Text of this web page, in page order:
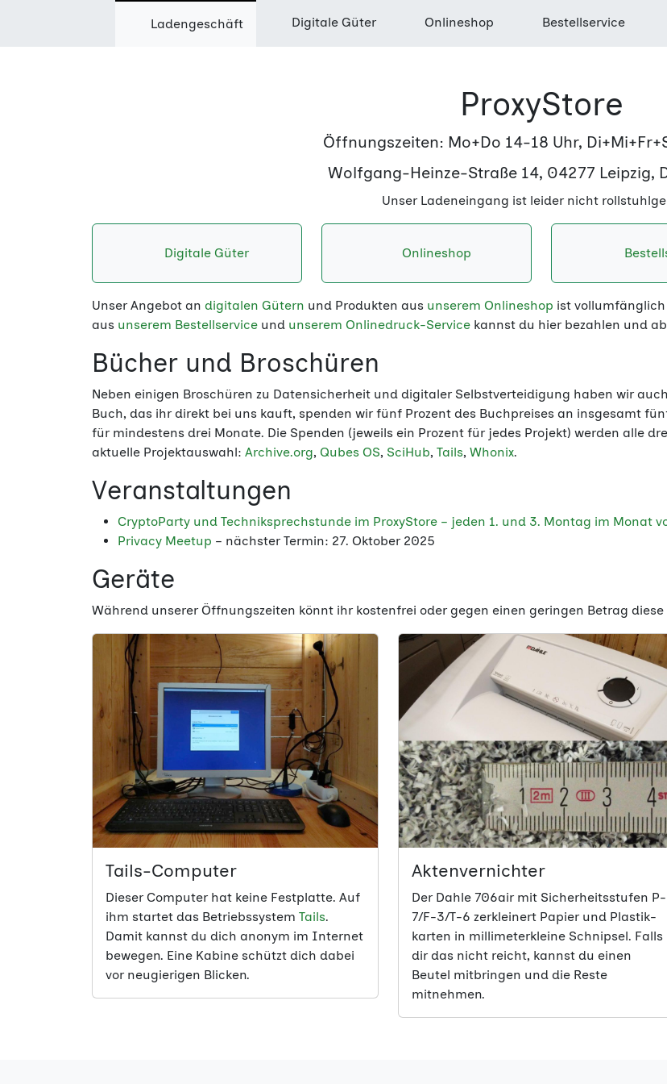
Ladengeschäft Digitale Güter Onlineshop Bestellservice
ProxyStore
Öffnungszeiten: Mo+Do 14-18 Uhr,
Wolfgang-Heinze-Straße 14, 04277 Leipzig,
Unser Ladeneingang ist leider nicht
Digitale Güter Onlineshop
Unser Angebot an digitalen Gütern und Produkten aus unserem Onlineshop ist
aus unserem Bestellservice und unserem Onlinedruck-Service kannst du hier bezahlen und
Bücher und Broschüren
Neben einigen Broschüren zu Datensicherheit und digitaler Selbstverteidigung haben wir
Buch, das ihr direkt bei uns kauft, spenden wir fünf Prozent des Buchpreises an insgesamt
für mindestens drei Monate. Die Spenden (jeweils ein Prozent für jedes Projekt) werden alle
aktuelle Projektauswahl: Archive.org, Qubes OS, SciHub, Tails, Whonix.
Veranstaltungen
CryptoParty und Techniksprechstunde im ProxyStore – jeden 1. und 3. Montag im Monat
Privacy Meetup – nächster Termin: 27. Oktober 2025
Geräte
Während unserer Öffnungszeiten könnt ihr kostenfrei oder gegen einen geringen Betrag
Tails-Computer
Dieser Computer hat keine Festplatte. Auf
ihm startet das Betriebssystem Tails.
Damit kannst du dich anonym im Internet
bewegen. Eine Kabine schützt dich dabei
vor neugierigen Blicken.
Aktenvernichter
Der Dahle 706air mit Sicherheitsstufen P-
7/F-3/T-6 zerkleinert Papier und Plastik­
karten in millimeterkleine Schnipsel. Falls
dir das nicht reicht, kannst du einen
Beutel mitbringen und die Reste
mitnehmen.